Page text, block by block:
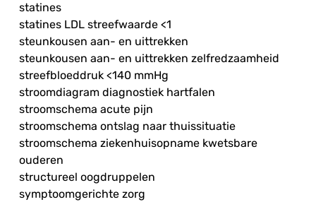
statines
statines LDL streefwaarde <1
steunkousen aan- en uittrekken
steunkousen aan- en uittrekken zelfredzaamheid
streefbloeddruk <140 mmHg
stroomdiagram diagnostiek hartfalen
stroomschema acute pijn
stroomschema ontslag naar thuissituatie
stroomschema ziekenhuisopname kwetsbare
ouderen
structureel oogdruppelen
symptoomgerichte zorg